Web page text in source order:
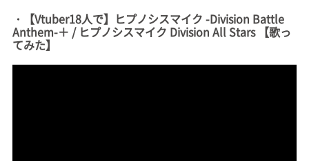
・【Vtuber18人で】ヒプノシスマイク -Division Battle
Anthem-＋ / ヒプノシスマイク Division All Stars 【歌っ
てみた】